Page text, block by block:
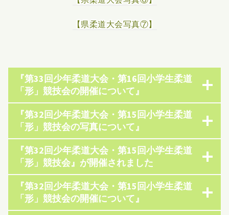
【県柔道大会写真⑦】
『第33回少年柔道大会・第16回小学生柔道
「形」競技会の開催について』
『第32回少年柔道大会・第15回小学生柔道
「形」競技会の写真について』
『第32回少年柔道大会・第15回小学生柔道
「形」競技会』が開催されました
『第32回少年柔道大会・第15回小学生柔道
「形」競技会の開催について』